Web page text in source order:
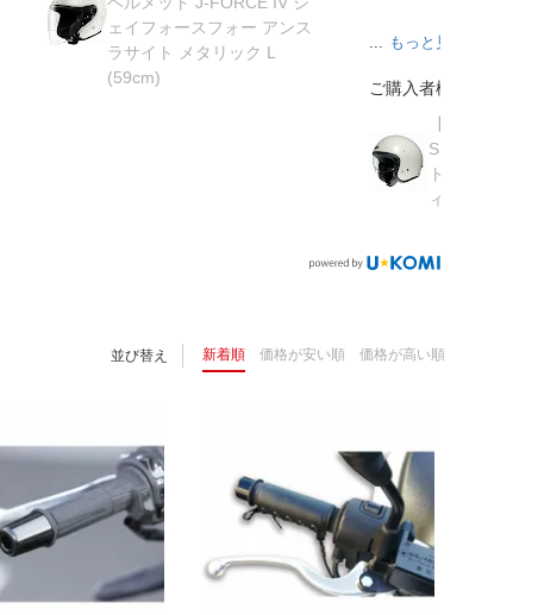
ェイフォースフォー アンス
ラサイト メタリック L
(59cm)
もっと見る
ご購入者様
SHOEI ショ
ト J・O ジェ
ィッシュグリ
並び替え 新着順 価格が安い順 価格が高い順